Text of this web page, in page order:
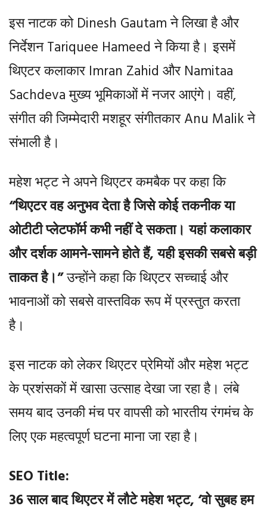
इस नाटक को Dinesh Gautam ने लिखा है और
निर्देशन Tariquee Hameed ने किया है। इसमें
थिएटर कलाकार Imran Zahid और Namitaa
Sachdeva मुख्य भूमिकाओं में नजर आएंगे। वहीं,
संगीत की जिम्मेदारी मशहूर संगीतकार Anu Malik ने
संभाली है।
महेश भट्ट ने अपने थिएटर कमबैक पर कहा कि
“थिएटर वह अनुभव देता है जिसे कोई तकनीक या
ओटीटी प्लेटफॉर्म कभी नहीं दे सकता। यहां कलाकार
और दर्शक आमने-सामने होते हैं, यही इसकी सबसे बड़ी
ताकत है।”उन्होंने कहा कि थिएटर सच्चाई और
भावनाओं को सबसे वास्तविक रूप में प्रस्तुत करता
है।
इस नाटक को लेकर थिएटर प्रेमियों और महेश भट्ट
के प्रशंसकों में खासा उत्साह देखा जा रहा है। लंबे
समय बाद उनकी मंच पर वापसी को भारतीय रंगमंच के
लिए एक महत्वपूर्ण घटना माना जा रहा है।
SEO Title:
36 साल बाद थिएटर में लौटे महेश भट्ट, ‘वो सुबह हम